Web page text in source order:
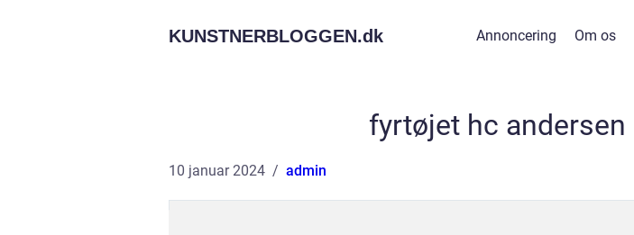
KUNSTNERBLOGGEN.dk Annoncering Om os
fyrtøjet hc andersen
10 januar 2024 admin